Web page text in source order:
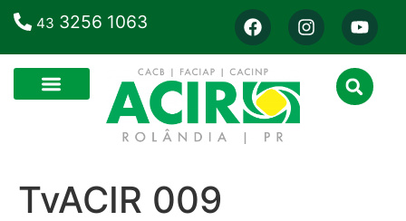
43 3256 1063
TvACIR 009